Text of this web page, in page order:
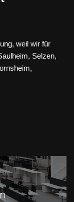
weil wir für
Selzen,